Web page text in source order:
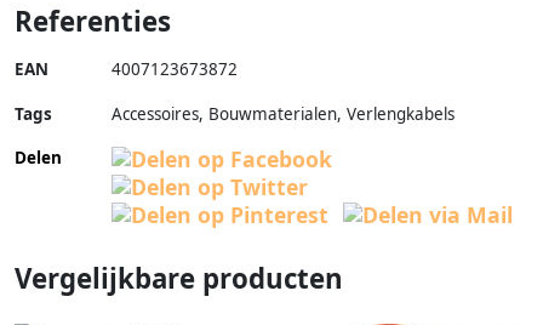
Referenties
EAN 4007123673872
Tags
Accessoires, Bouwmaterialen, Verlengkabels
Delen
Vergelijkbare producten